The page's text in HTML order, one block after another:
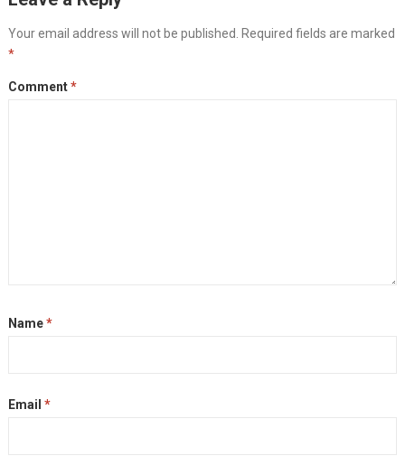
Your email address will not be published. Required fields are marked
*
Comment*
Name*
Email *